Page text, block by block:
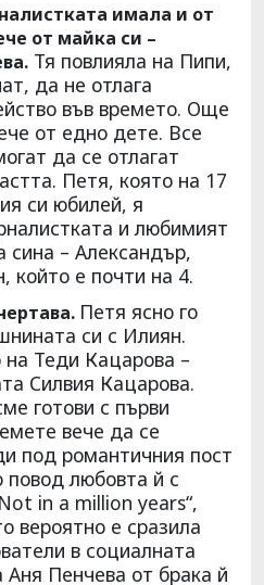
имала и от
от майка си –
Тя повлияла на Пипи,
да не отлага
във времето. Още
от едно дете. Все
да се отлагат
Петя, която на 17
си юбилей, я
и любимият
сина – Александър,
който е почти на 4.
Петя ясно го
си с Илиян.
на Теди Кацарова –
Силвия Кацарова.
готови с първи
вече да се
под романтичния пост
повод любовта й с
in a million years“,
вероятно е сразила
в социалната
Пенчева от брака й